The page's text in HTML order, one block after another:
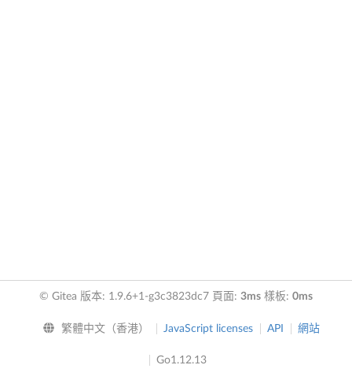
© Gitea 版本: 1.9.6+1-g3c3823dc7 頁面: 3ms 樣板: 0ms
繁體中文（香港） JavaScript licenses API 網站
Go1.12.13